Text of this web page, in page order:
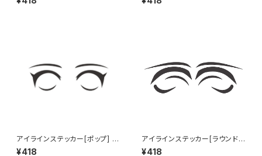
アイラインステッカー[ポップ] E
ye line sticker POP
¥418
アイラインステッカー[ラウンド
小] Eye line sticker ROUND
¥418